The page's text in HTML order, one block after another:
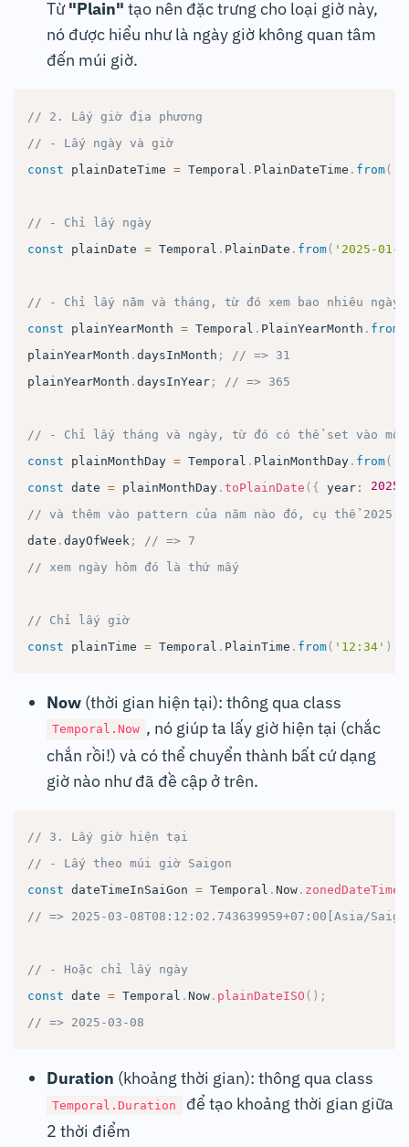
Từ"Plain" tạo nên đặc trưng cho loại giờ này,
nó được hiểu như là ngày giờ không quan tâm
đến múi giờ.
// 2. Lấy giờ địa phương
// - Lấy ngày và giờ
const plainDateTime = Temporal . PlainDateTime . from(
// - Chỉ lấy ngày
const plainDate = Temporal . PlainDate . from( '2025-01-
// - Chỉ lấy năm và tháng, từ đó xem bao nhiêu ngày
const plainYearMonth = Temporal . PlainYearMonth . from
plainYearMonth . daysInMonth ;
// => 31
plainYearMonth . daysInYear; // => 365
// - Chỉ lấy tháng và ngày, từ đó có thể set vào một
const plainMonthDay = Temporal . PlainMonthDay. from(
const date = plainMonthDay. toPlainDate ( { year: 2025
// và thêm vào pattern của năm nào đó, cụ thể 2025
date . dayOfWeek;
// => 7
// xem ngày hôm đó là thứ mấy
// Chỉ lấy giờ
const plainTime = Temporal . PlainTime . from( '12:34' )
Now (thời gian hiện tại): thông qua class
Temporal.Now , nó giúp ta lấy giờ hiện tại (chắc
chắn rồi!) và có thể chuyển thành bất cứ dạng
giờ nào như đã đề cập ở trên.
// 3. Lấy giờ hiện tại
// - Lấy theo múi giờ Saigon
const dateTimeInSaiGon = Temporal . Now.
// => 2025-03-08T08:12:02.743639959+07:00[Asia/
// - Hoặc chỉ lấy ngày
const date = Temporal . Now. plainDateISO ( ) ;
// => 2025-03-08
Duration (khoảng thời gian): thông qua class
Temporal.Duration
để tạo khoảng thời gian giữa
2 thời điểm